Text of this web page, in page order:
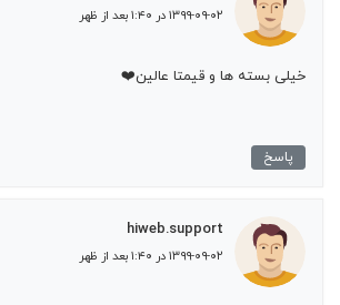
۱۳۹۹-۰۹-۰۲ در ۱:۴۰ بعد از ظهر
خیلی بسته ها و قیمتا عالین❤️
پاسخ
hiweb.support
۱۳۹۹-۰۹-۰۲ در ۱:۴۰ بعد از ظهر